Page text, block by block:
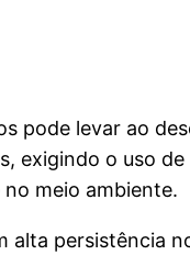
pode levar ao
exigindo o uso
meio ambiente.
alta persistência